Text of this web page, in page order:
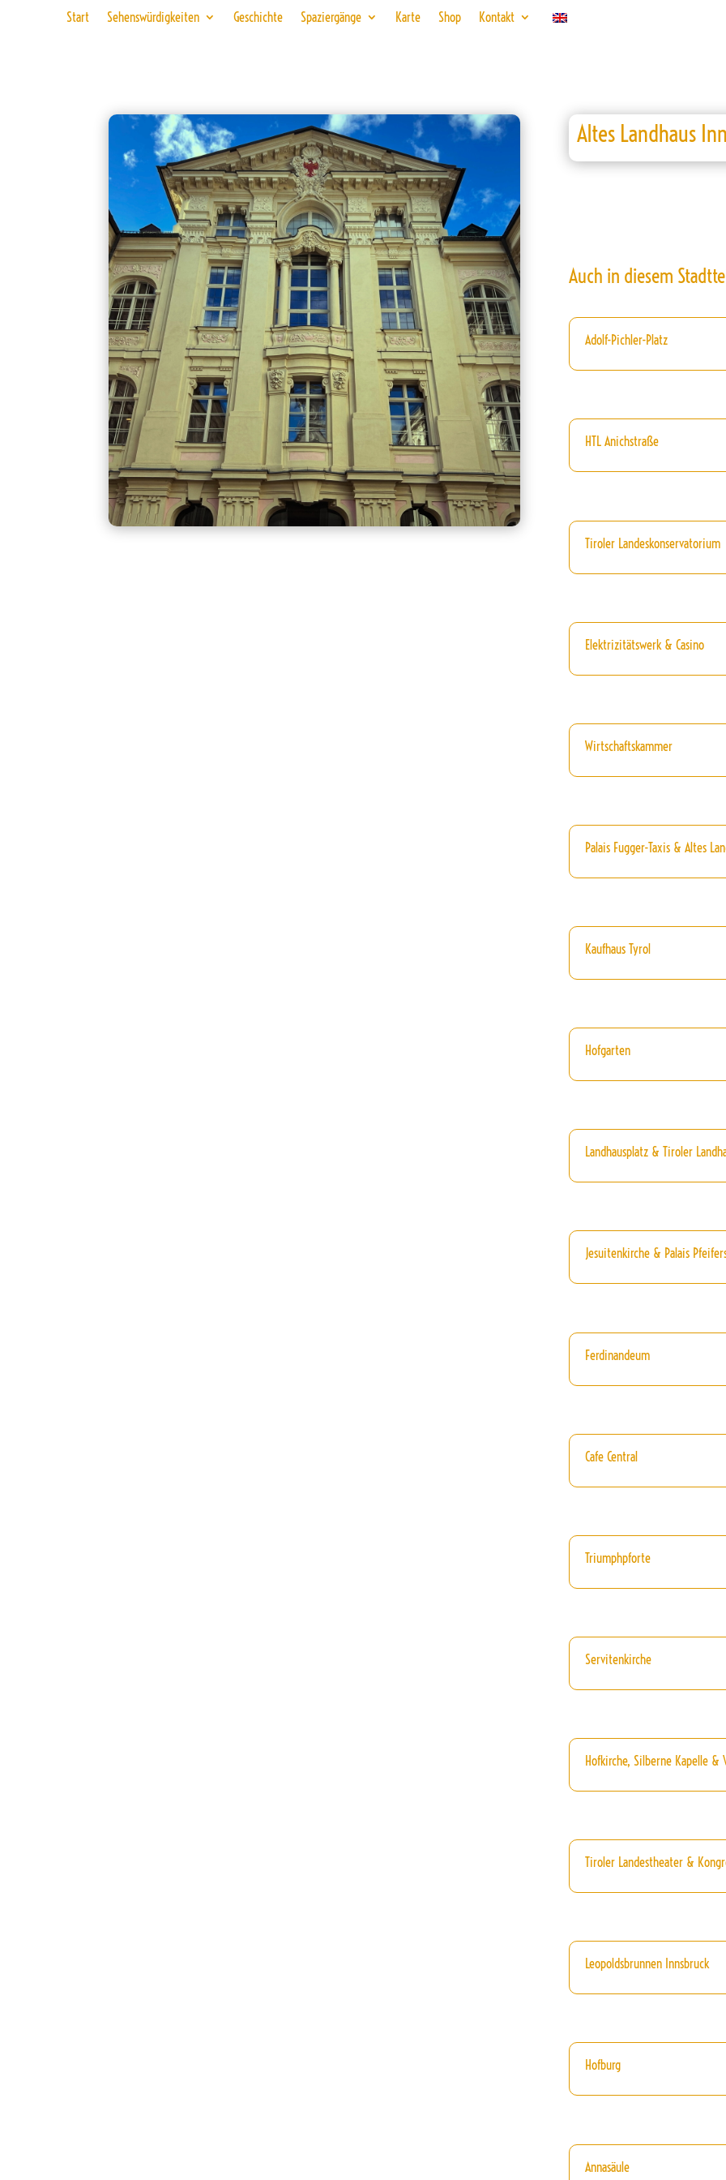
Start Sehenswürdigkeiten Geschichte Spaziergänge Karte Shop Kontakt
Altes Landhaus
Auch in diesem
Adolf-Pichler-Platz
HTL Anichstraße
Tiroler Landeskonservatorium
Elektrizitätswerk & Casino
Wirtschaftskammer
Palais Fugger-Taxis & Altes
Kaufhaus Tyrol
Hofgarten
Landhausplatz & Tiroler
Jesuitenkirche & Palais
Ferdinandeum
Cafe Central
Triumphpforte
Servitenkirche
Hofkirche, Silberne Kapelle &
Tiroler Landestheater &
Leopoldsbrunnen Innsbruck
Hofburg
Annasäule